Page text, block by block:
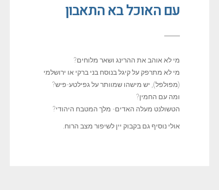
עם האוכל בא התאבון
מי לא אוהב את ההרינג ושאר מלוחים?
מי לא מתרפק על קיגל בנוסח בני ברקי או ירושלמי
(מפולפל), יש מישהו שמוותר על גפילטע-פיש?
ומה עם החמין?
הטשולנט מעלה האדים- מלך המטבח היהודי?
אולי נוסיף גם בקבוק יין לשיפור מצב הרוח.